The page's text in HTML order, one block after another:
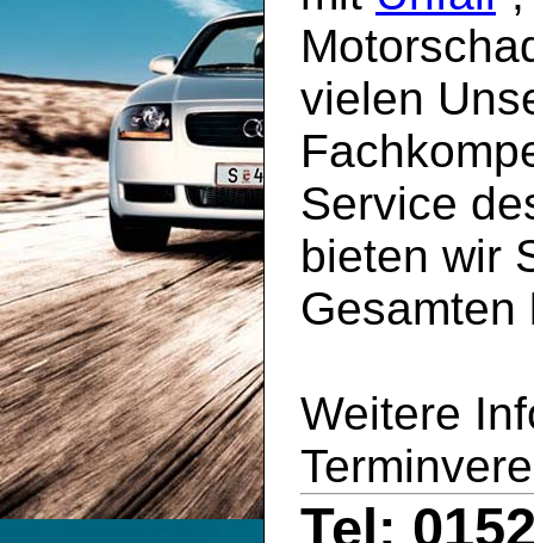
vielen
Service
bieten wir
Gesamten
Weitere
Tel: